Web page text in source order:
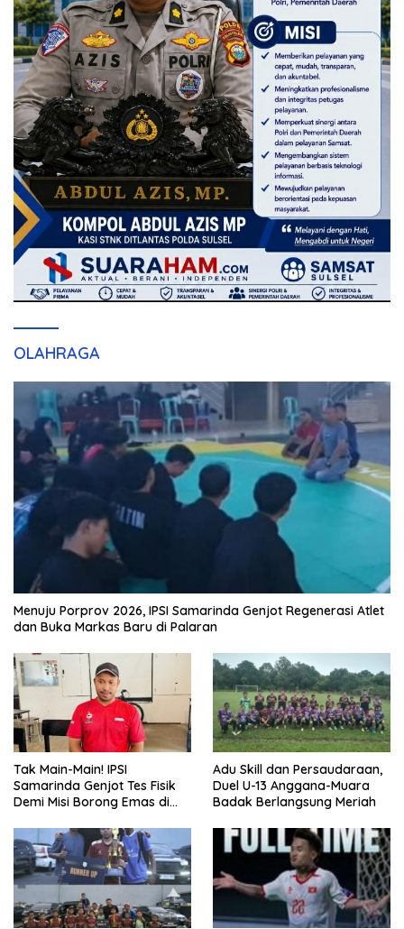
OLAHRAGA
Menuju Porprov 2026, IPSI Samarinda Genjot Regenerasi Atlet
dan Buka Markas Baru di Palaran
Tak Main-Main! IPSI
Samarinda Genjot Tes Fisik
Demi Misi Borong Emas di
Adu Skill dan Persaudaraan,
Duel U-13 Anggana-Muara
Badak Berlangsung Meriah